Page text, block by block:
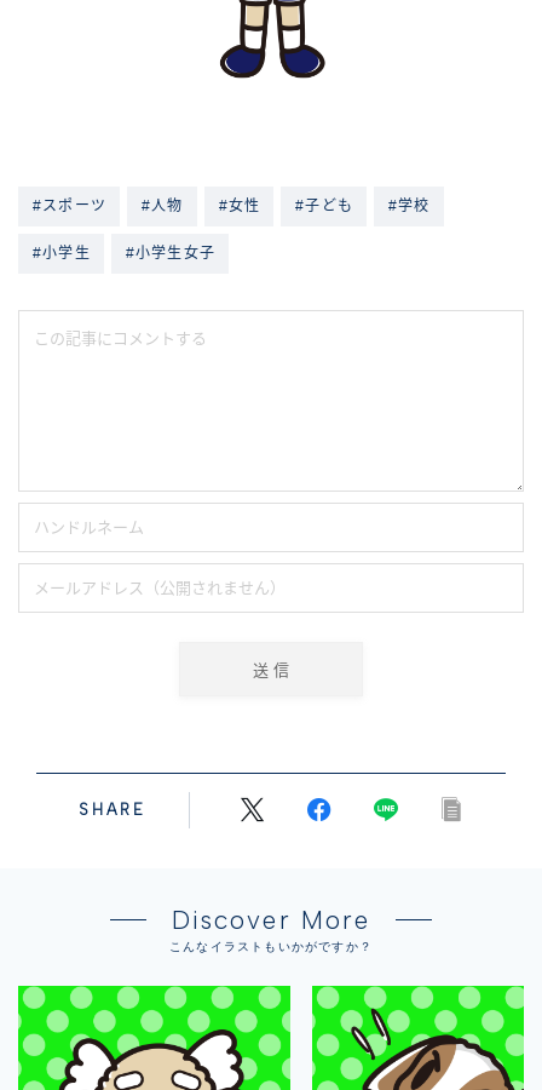
#スポーツ #人物 #女性 #子ども #学校
#小学生 #小学生女子
SHARE
Discover More
こんなイラストもいかがですか？